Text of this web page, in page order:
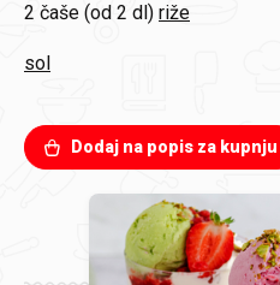
2 čaše (od 2 dl) riže
sol
Dodaj na popis za kupnju